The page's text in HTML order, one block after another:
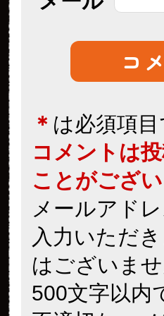
＊ は必須項目
コメントは
ことがござい
メールアド
入力いただ
はございませ
500文字以内